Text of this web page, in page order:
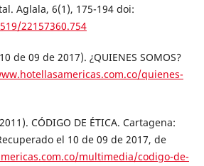
Aglala, 6(1), 175-194 doi:
22157360.754
de 09 de 2017). ¿QUIENES SOMOS?
quienes-
CÓDIGO DE ÉTICA. Cartagena:
el 10 de 09 de 2017, de
multimedia/codigo-de-